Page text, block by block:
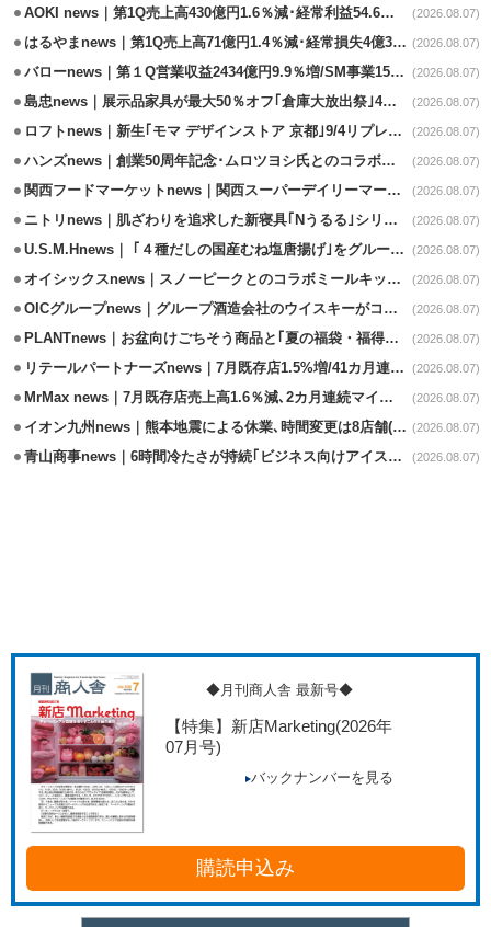
AOKI news｜第1Q売上高430億円1.6％減･経常利益54.6％減 (2026.08.07)
はるやまnews｜第1Q売上高71億円1.4％減･経常損失4億3800万円 (2026.08.07)
バローnews｜第１Q営業収益2434億円9.9％増/SM事業15.5％増と絶好調 (2026.08.07)
島忠news｜展示品家具が最大50％オフ｢倉庫大放出祭｣4店舗限定で開催 (2026.08.07)
ロフトnews｜新生｢モマ デザインストア 京都｣9/4リプレイスオープン (2026.08.07)
ハンズnews｜創業50周年記念･ムロツヨシ氏とのコラボ企画｢ムロハンズ｣開催 (2026.08.07)
関西フードマーケットnews｜関西スーパーデイリーマート蒲生店8/7改装 (2026.08.07)
ニトリnews｜肌ざわりを追求した新寝具｢Nうるる｣シリーズを発売 (2026.08.07)
U.S.M.Hnews｜ ｢４種だしの国産むね塩唐揚げ｣をグループ610店で共同販促 (2026.08.07)
オイシックスnews｜スノーピークとのコラボミールキット8/13発売 (2026.08.07)
OICグループnews｜グループ酒造会社のウイスキーがコンペティション受賞 (2026.08.07)
PLANTnews｜お盆向けごちそう商品と｢夏の福袋・福得カート｣8/8から開催 (2026.08.07)
リテールパートナーズnews｜7月既存店1.5%増/41カ月連続増 (2026.08.07)
MrMax news｜7月既存店売上高1.6％減､2カ月連続マイナス (2026.08.07)
イオン九州news｜熊本地震による休業､時間変更は8店舗(8/7時点) (2026.08.07)
青山商事news｜6時間冷たさが持続｢ビジネス向けアイスベスト｣発売 (2026.08.07)
◆月刊商人舎 最新号◆
【特集】新店Marketing(2026年
07月号)
バックナンバーを見る
購読申込み